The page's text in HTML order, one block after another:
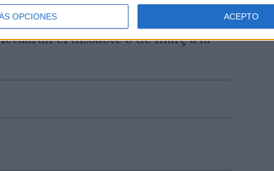
OPCIONES ACEPTO
el concert de la banda mítica
el dissabte 9 de març a la